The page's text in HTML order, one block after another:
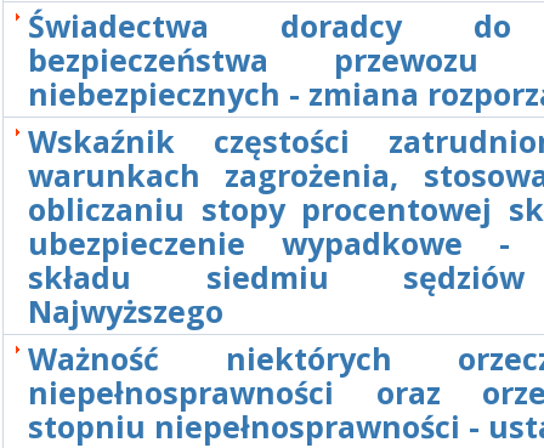
Świadectwa doradcy
bezpieczeństwa przewozu
niebezpiecznych - zmiana
Wskaźnik częstości
warunkach zagrożenia,
obliczaniu stopy procentowej
ubezpieczenie wypadkowe -
składu siedmiu
Najwyższego
Ważność niektórych
niepełnosprawności oraz
stopniu niepełnosprawności -